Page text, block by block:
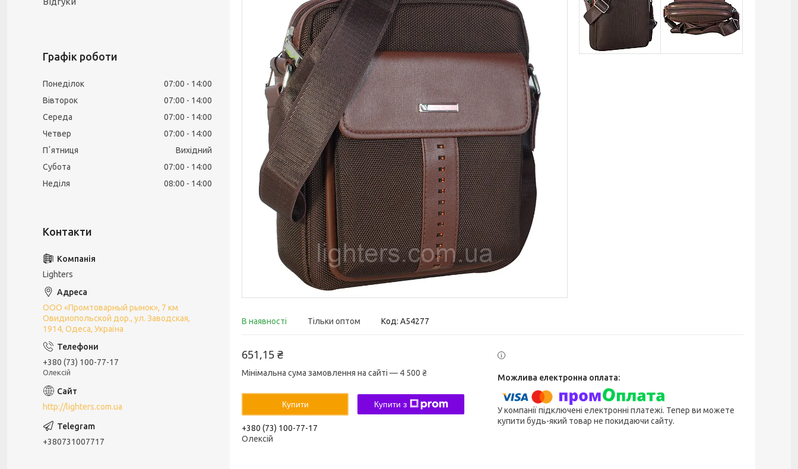
В наявності Тільки оптом Код: A54277
651,15 ₴
Мінімальна сума замовлення на сайті — 4 500 ₴
Купити Купити з
+380 (73) 100-77-17
Олексій
У компанії підключені електронні платежі. Тепер ви можете
купити будь-який товар не покидаючи сайту.
Графік роботи
Понеділок 07:00
14:00
Вівторок
07:00
14:00
Середа
07:00
14:00
Четвер
07:00
14:00
Пʼятниця
Вихідний
Субота
07:00
14:00
Неділя
08:00 14:00
Lighters
ООО «Промтоварный рынок», 7 км
Овидиопольской дор., ул. Заводская,
1914, Одеса, Україна
+380 (73) 100-77-17
Олексій
http://lighters.com.ua
+380731007717